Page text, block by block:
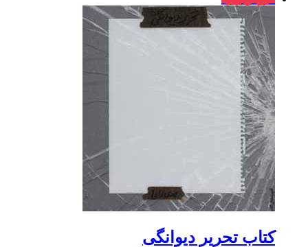
کتاب تحریر دیوانگی